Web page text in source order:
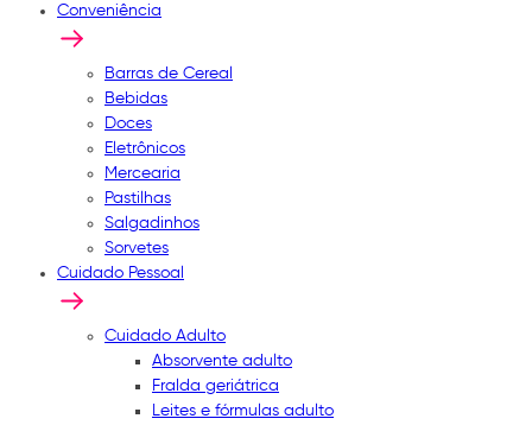
Conveniência
Barras de Cereal
Bebidas
Doces
Eletrônicos
Mercearia
Pastilhas
Salgadinhos
Sorvetes
Cuidado Pessoal
Cuidado Adulto
Absorvente adulto
Fralda geriátrica
Leites e fórmulas adulto